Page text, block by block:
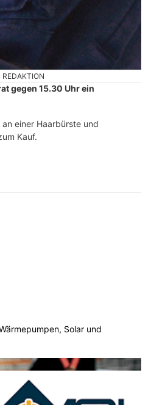
REDAKTION
gegen 15.30 Uhr ein
einer Haarbürste und
Kauf.
Solar und